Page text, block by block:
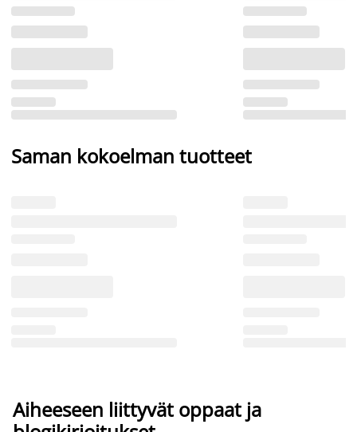
Saman kokoelman tuotteet
Aiheeseen liittyvät oppaat ja